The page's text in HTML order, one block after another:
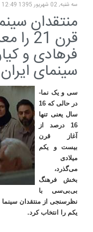
سه شنبه, 02 شهریور 1395 12:49
قرن
فرهادی و
سینمای ایران
سی و یک نما-
در حالی که 16
سال یعنی تنها
16 درصد از
آغاز قرن
بیست و یکم
میلادی
می‌گذرد،
بخش فرهنگ
بی‌بی‌سی با
یکم را انتخاب کرد.